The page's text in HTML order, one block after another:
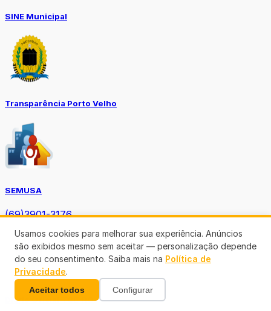
SINE Municipal
Transparência Porto Velho
SEMUSA
(69)3901-3176
Diário Oficial TCE-RO
Usamos cookies para melhorar sua experiência. Anúncios
são exibidos mesmo sem aceitar — personalização depende
do seu consentimento. Saiba mais na Política de
Privacidade.
Aceitar todos Configurar